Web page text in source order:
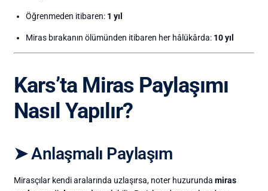
Öğrenmeden itibaren: 1 yıl
Miras bırakanın ölümünden itibaren her hâlükârda: 10 yıl
Kars’ta Miras Paylaşımı
Nasıl Yapılır?
➤ Anlaşmalı Paylaşım
Mirasçılar kendi aralarında uzlaşırsa, noter huzurunda miras